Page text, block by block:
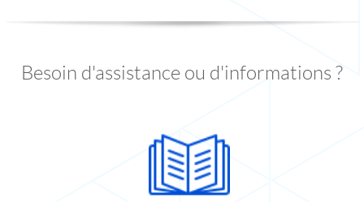
Besoin d'assistance ou d'informations ?